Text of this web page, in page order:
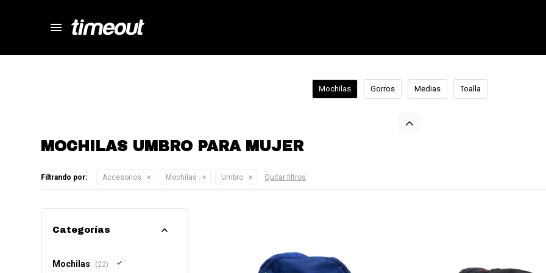
menu
Mochilas Gorros Medias Toalla
MOCHILAS UMBRO PARA MUJER
Filtrando por: Accesorios Mochilas Umbro Quitar filtros
Categorías
Mochilas (22)
close
store
local_shipping